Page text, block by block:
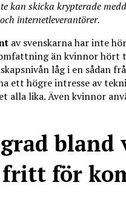
kan skicka krypterade
internetleverantörer.
av svenskarna har inte
än kvinnor hört
låg i en sådan
ett högre intresse av
alla lika. Även kvinnor
bland
för